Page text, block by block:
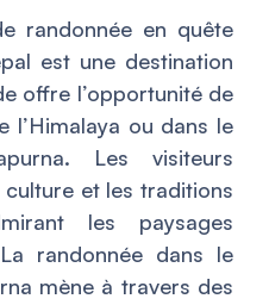
randonnée en quête
est une destination
offre l’opportunité de
l’Himalaya ou dans le
Les visiteurs
et les traditions
les paysages
randonnée dans le
mène à travers des